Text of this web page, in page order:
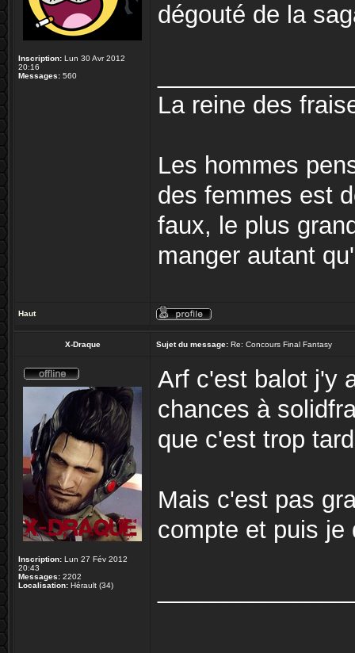
Inscription: Lun 30 Avr 2012
20:16
Messages: 560
dégouté de la
La reine des
Les hommes
des femmes est
faux, le plus
manger autant
Haut
X-Draque Sujet du message: Re: Concours Final Fantasy
Inscription: Lun 27 Fév 2012
20:43
Messages: 2202
Localisation: Hérault (34)
Arf c'est balot j'y
chances à
que c'est trop
Mais c'est pas
compte et puis